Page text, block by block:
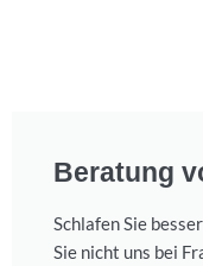
Beratung
Schlafen Sie
Sie nicht uns bei